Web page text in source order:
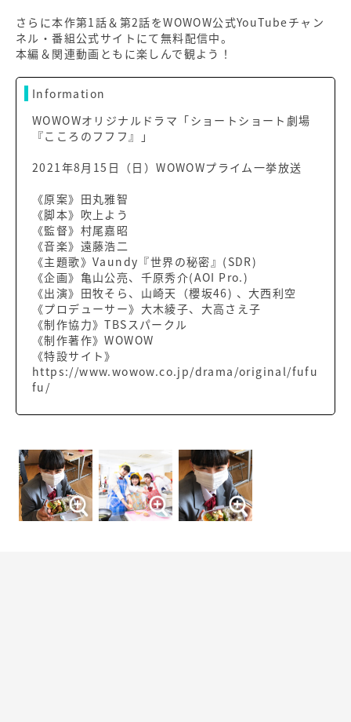
さらに本作第1話＆第2話をWOWOW公式YouTubeチャン
ネル・番組公式サイトにて無料配信中。
本編＆関連動画ともに楽しんで観よう！
Information
WOWOWオリジナルドラマ「ショートショート劇場
『こころのフフフ』」
2021年8月15日（日）WOWOWプライム一挙放送
《原案》田丸雅智
《脚本》吹上よう
《監督》村尾嘉昭
《音楽》遠藤浩二
《主題歌》Vaundy『世界の秘密』(SDR)
《企画》亀山公亮、千原秀介(AOI Pro.)
《出演》田牧そら、山崎天（櫻坂46) 、大西利空
《プロデューサー》大木綾子、大高さえ子
《制作協力》TBSスパークル
《制作著作》WOWOW
《特設サイト》
https://www.wowow.co.jp/drama/original/fufu
fu/